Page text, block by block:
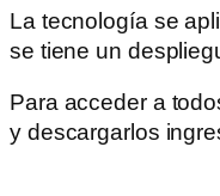
La tecnología se
se tiene un
Para acceder a
y descargarlos